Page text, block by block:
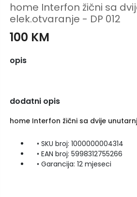
home Interfon žični sa
elek.otvaranje - DP 012
100 KM
opis
dodatni opis
home Interfon žični sa dvije
• SKU broj: 1000000004314
• EAN broj: 5998312755266
• Garancija: 12 mjeseci